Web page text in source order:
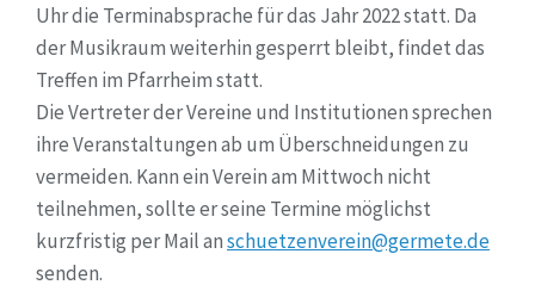
Uhr die Terminabsprache für das Jahr 2022 statt. Da
der Musikraum weiterhin gesperrt bleibt, findet das
Treffen im Pfarrheim statt.
Die Vertreter der Vereine und Institutionen sprechen
ihre Veranstaltungen ab um Überschneidungen zu
vermeiden. Kann ein Verein am Mittwoch nicht
teilnehmen, sollte er seine Termine möglichst
kurzfristig per Mail anschuetzenverein@germete.de
senden.